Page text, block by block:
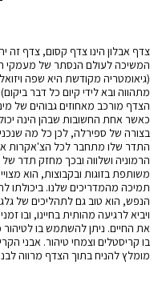
צדף אבלון הינו צדף קסום, צדף זה
המשיכה לעולם הנסתר של מעמקי
(גיאומטריה מקודשת היא שפה
כאשר אחת החשובות שבהן הינה
התדר שלו מתחבר לכל הצ'אקרות
הרמוניה ושלווה ובכך מחזק תדר
משותפת בזוגות ובקבוצות, הוא
תמיכה מהמדריכים שלנו. ביכולתו
הנפש, הוא טוב גם לתהליכים של
ויביא לרגיעה מהותית בחיינו, ובו
את החיים. ניתן להשתמש בו
מומלץ להניח בתוך הצדף מרווה